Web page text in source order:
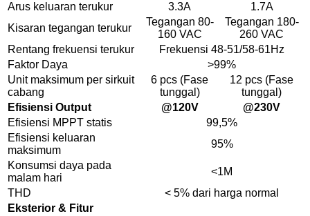
Arus keluaran terukur
3.3A
1.7A
Kisaran tegangan terukur
Tegangan 80-
160 VAC
Tegangan 180-
260 VAC
Rentang frekuensi terukur
Frekuensi 48-51/58-61Hz
Faktor Daya
>99%
Unit maksimum per sirkuit
cabang
6 pcs (Fase
tunggal)
12 pcs (Fase
tunggal)
Efisiensi Output
@120V
@230V
Efisiensi MPPT statis
99,5%
Efisiensi keluaran
maksimum
95%
Konsumsi daya pada
malam hari
<1M
THD
< 5% dari harga normal
Eksterior & Fitur